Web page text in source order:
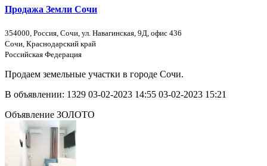
Продажа Земли Сочи
354000, Россия, Сочи, ул. Навагинская, 9Д, офис 436
Сочи, Краснодарский край
Российская Федерация
Продаем земельные участки в городе Сочи.
В объявлении: 1329 03-02-2023 14:55 03-02-2023 15:21
Объявление ЗОЛОТО